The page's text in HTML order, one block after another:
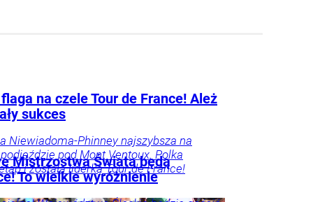
na czele Tour de France! Ależ
sukces
Niewiadoma-Phinney najszybsza na
pod Mont Ventoux. Polka
i została liderką Tour de France!
Mistrzostwa Świata będą
To wielkie wyróżnienie